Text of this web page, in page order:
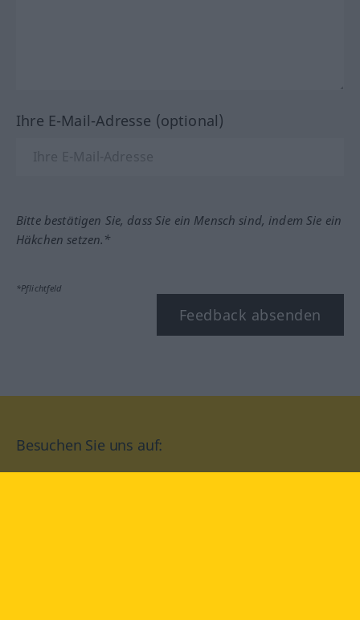
Ihre E-Mail-Adresse (optional)
Bitte bestätigen Sie, dass Sie ein Mensch sind, indem Sie ein
Häkchen setzen.*
*Pflichtfeld
Feedback absenden
Besuchen Sie uns auf: